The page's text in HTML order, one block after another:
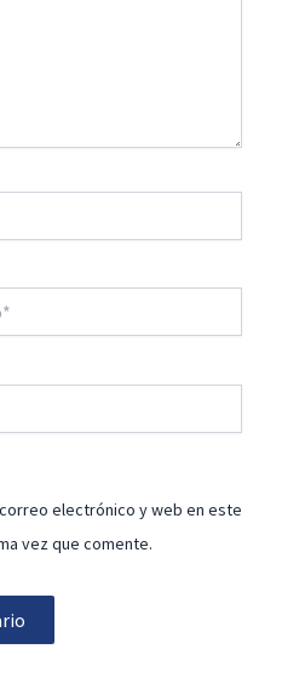
electrónico y web en este
vez que comente.